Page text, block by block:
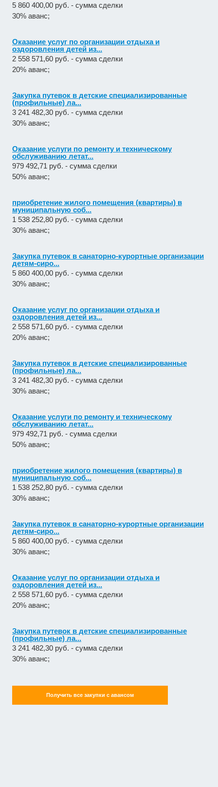
5 860 400,00 руб. - сумма сделки
30% аванс;
Оказание услуг по организации отдыха и
оздоровления детей из...
2 558 571,60 руб. - сумма сделки
20% аванс;
Закупка путевок в детские специализированные
(профильные) ла...
3 241 482,30 руб. - сумма сделки
30% аванс;
Оказание услуги по ремонту и техническому
обслуживанию летат...
979 492,71 руб. - сумма сделки
50% аванс;
приобретение жилого помещения (квартиры) в
муниципальную соб...
1 538 252,80 руб. - сумма сделки
30% аванс;
Закупка путевок в санаторно-курортные организации
детям-сиро...
5 860 400,00 руб. - сумма сделки
30% аванс;
Оказание услуг по организации отдыха и
оздоровления детей из...
2 558 571,60 руб. - сумма сделки
20% аванс;
Закупка путевок в детские специализированные
(профильные) ла...
3 241 482,30 руб. - сумма сделки
30% аванс;
Оказание услуги по ремонту и техническому
обслуживанию летат...
979 492,71 руб. - сумма сделки
50% аванс;
приобретение жилого помещения (квартиры) в
муниципальную соб...
1 538 252,80 руб. - сумма сделки
30% аванс;
Закупка путевок в санаторно-курортные организации
детям-сиро...
5 860 400,00 руб. - сумма сделки
30% аванс;
Оказание услуг по организации отдыха и
оздоровления детей из...
2 558 571,60 руб. - сумма сделки
20% аванс;
Закупка путевок в детские специализированные
(профильные) ла...
3 241 482,30 руб. - сумма сделки
30% аванс;
Получить все закупки с авансом